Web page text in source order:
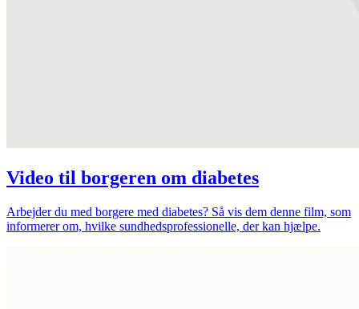
Video til borgeren om diabetes
Arbejder du med borgere med diabetes? Så vis dem denne film, som
informerer om, hvilke sundhedsprofessionelle, der kan hjælpe.